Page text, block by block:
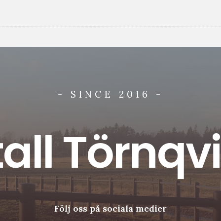
- SINCE 2016 -
Följ oss på sociala medier